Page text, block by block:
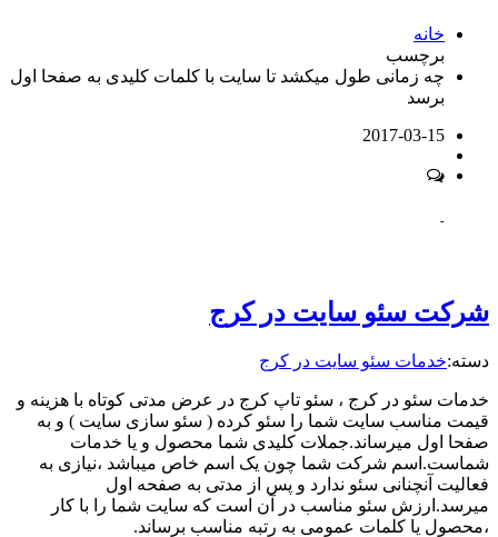
خانه
برچسب
چه زمانی طول میکشد تا سایت با کلمات کلیدی به صفحا اول
برسد
2017-03-15
-
شرکت سئو سایت در کرج
دسته:خدمات سئو سایت در کرج
خدمات سئو در کرج ، سئو تاپ کرج در عرض مدتی کوتاه با هزینه و
قیمت مناسب سایت شما را سئو کرده ( سئو سازی سایت ) و به
صفحا اول میرساند.جملات کلیدی شما محصول و یا خدمات
شماست.اسم شرکت شما چون یک اسم خاص میباشد ،نیازی به
فعالیت آنچنانی سئو ندارد و پس از مدتی به صفحه اول
میرسد.ارزش سئو مناسب در آن است که سایت شما را با کار
،محصول یا کلمات عمومی به رتبه مناسب برساند.